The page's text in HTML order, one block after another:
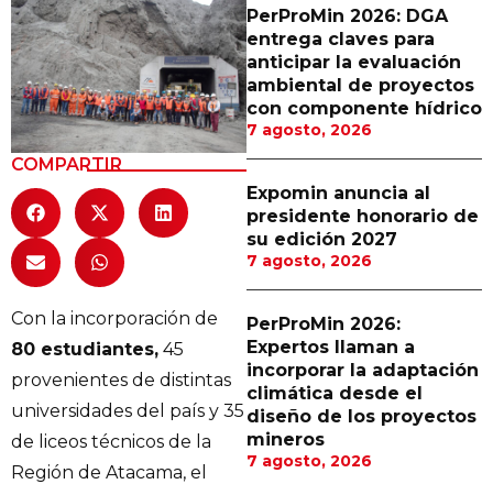
Revistas Digital
Siguenos
COMPARTIR
Con la incorporación de
80 estudiantes, 45
provenientes de distintas
universidades del país y 35
de liceos técnicos de la
Región de Atacama, el
PerProMin 2026: DGA
entrega claves para
anticipar la evaluación
ambiental de proyectos
con componente hídrico
7 agosto, 2026
Expomin anuncia al
presidente honorario de
su edición 2027
7 agosto, 2026
PerProMin 2026:
Expertos llaman a
incorporar la adaptación
climática desde el
diseño de los proyectos
mineros
7 agosto, 2026